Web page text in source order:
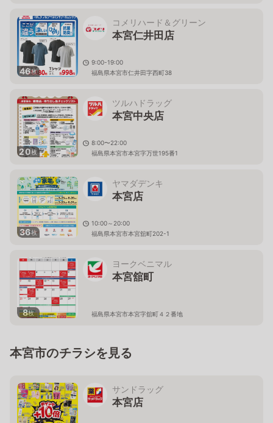
46枚
コメリハード＆グリーン
本宮仁井田店
9:00-19:00
福島県本宮市仁井田字西町38
20枚
ツルハドラッグ
本宮中央店
8:00〜22:00
福島県本宮市本宮字万世195番1
36枚
ヤマダデンキ
本宮店
10:00～20:00
福島県本宮市本宮舘町202-1
8枚
ヨークベニマル
本宮舘町
福島県本宮市本宮字舘町４２番地
本宮市のチラシを見る
サンドラッグ
本宮店